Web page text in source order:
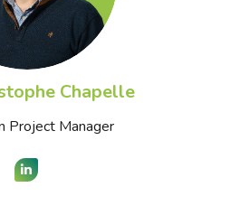
Chapelle
Project Manager
LinkedIn